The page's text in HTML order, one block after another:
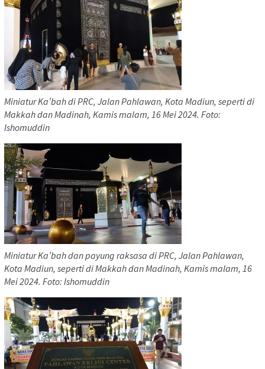
Miniatur Ka’bah di PRC, Jalan Pahlawan, Kota Madiun, seperti di
Makkah dan Madinah, Kamis malam, 16 Mei 2024. Foto:
Ishomuddin
Miniatur Ka’bah dan payung raksasa di PRC, Jalan Pahlawan,
Kota Madiun, seperti di Makkah dan Madinah, Kamis malam, 16
Mei 2024. Foto: Ishomuddin